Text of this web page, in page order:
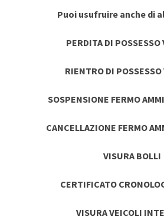
Puoi usufruire anche di
PERDITA DI POSSESSO
RIENTRO DI POSSESSO
SOSPENSIONE FERMO
CANCELLAZIONE FERMO
VISURA BOLLI
CERTIFICATO
VISURA VEICOLI